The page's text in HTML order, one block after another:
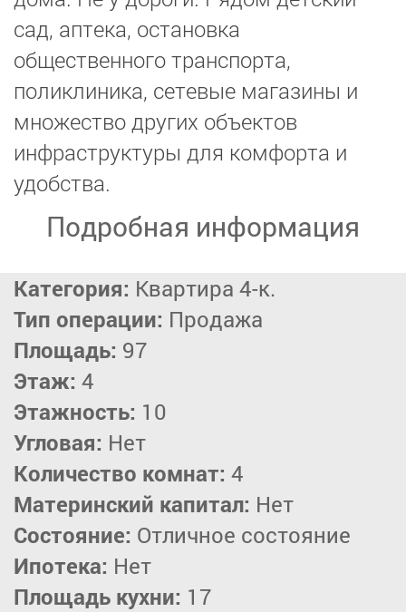
сад, аптека, остановка
общественного транспорта,
поликлиника, сетевые магазины и
множество других объектов
инфраструктуры для комфорта и
удобства.
Подробная информация
Категория: Квартира 4-к.
Тип операции: Продажа
Площадь: 97
Этаж: 4
Этажность: 10
Угловая: Нет
Количество комнат: 4
Материнский капитал: Нет
Состояние: Отличное состояние
Ипотека: Нет
Площадь кухни: 17